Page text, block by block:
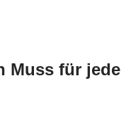
Muss für jede